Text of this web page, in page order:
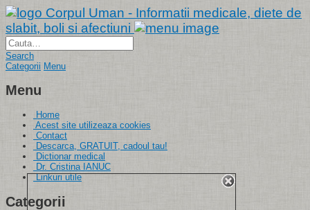
Corpul Uman - Informatii medicale, diete de
slabit, boli si afectiuni
Search
Categorii Menu
Menu
Home
Acest site utilizeaza cookies
Contact
Descarca, GRATUIT, cadoul tau!
Dictionar medical
Dr. Cristina IANUC
Linkuri utile
Categorii